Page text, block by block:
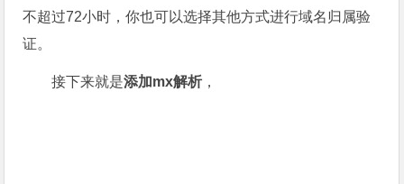
不超过72小时，你也可以选择其他方式进行域名归属验
证。
接下来就是添加mx解析，